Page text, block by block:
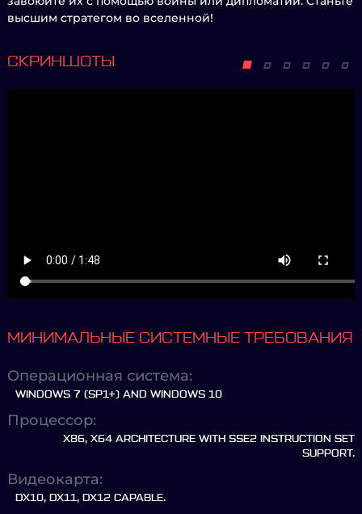
высшим стратегом во вселенной!
СКРИНШОТЫ
МИНИМАЛЬНЫЕ СИСТЕМНЫЕ ТРЕБОВАНИЯ
Операционная система:
WINDOWS 7 (SP1+) AND WINDOWS 10
Процессор:
X86, X64 ARCHITECTURE WITH SSE2 INSTRUCTION SET
SUPPORT.
Видеокарта:
DX10, DX11, DX12 CAPABLE.